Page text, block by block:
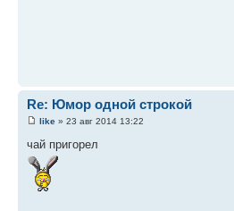
Re: Юмор одной строкой
like » 23 авг 2014 13:22
чай пригорел